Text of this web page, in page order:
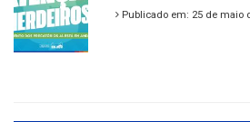
Publicado em: 25 de maio